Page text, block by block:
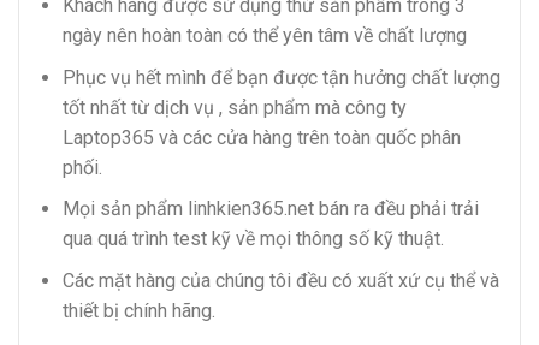
Khách hàng được sử dụng thử sản phẩm trong 3
ngày nên hoàn toàn có thể yên tâm về chất lượng
Phục vụ hết mình để bạn được tận hưởng chất lượng
tốt nhất từ dịch vụ , sản phẩm mà công ty
Laptop365 và các cửa hàng trên toàn quốc phân
phối.
Mọi sản phẩm linhkien365.net bán ra đều phải trải
qua quá trình test kỹ về mọi thông số kỹ thuật.
Các mặt hàng của chúng tôi đều có xuất xứ cụ thể và
thiết bị chính hãng.